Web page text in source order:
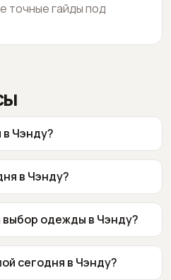
точные гайды под
Чэнду?
в Чэнду?
выбор одежды в Чэнду?
сегодня в Чэнду?